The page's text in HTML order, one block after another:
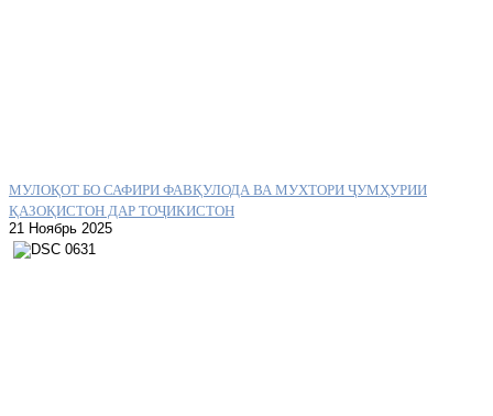
МУЛОҚОТ БО САФИРИ ФАВҚУЛОДА ВА МУХТОРИ ҶУМҲУРИИ
ҚАЗОҚИСТОН ДАР ТОҶИКИСТОН
21 Ноябрь 2025